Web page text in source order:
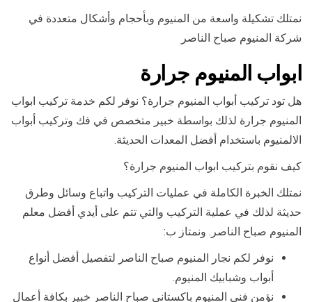
نمتلك تشكيلة واسعة من المنيوم وبأحجام وأشكال متعددة في
شركة المنيوم صباح الناصر
ابواب المنيوم جرارة
هل تود تركيب أبواب المنيوم جرارة؟ نوفر لكم خدمة تركيب ابواب
المنيوم جرارة لذلك بواسطة خبير متخصص في فك وتركيب أبواب
الالمنيوم باستخدام أفضل المعدات الحديثة.
كيف نقوم بتركيب ابواب المنيوم جرارة؟
نمتلك الخبرة الكاملة في عمليات التركيب واتباع وسائل وطرق
حديثة لذلك في عملية التركيب والتي تتم على أيدي أفضل معلم
المنيوم صباح الناصر. ونمتاز ب:
نوفر لكم نجار المنيوم صباح الناصر لتفصيل أفضل أنواع
أبواب وشبابيك المنيوم.
نؤمن فني المنيوم باكستاني صباح الناصر خبير بكافة أعمال